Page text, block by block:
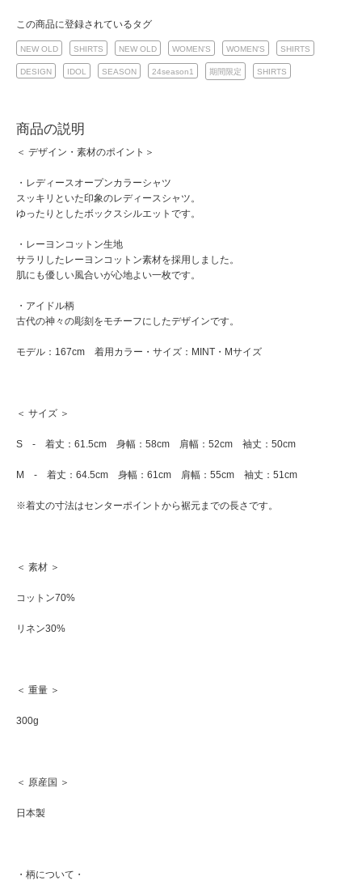
この商品に登録されているタグ
NEW OLD SHIRTS NEW OLD WOMEN'S WOMEN'S SHIRTS
DESIGN IDOL SEASON 24season1 期間限定 SHIRTS
商品の説明
＜ デザイン・素材のポイント＞
・レディースオープンカラーシャツ
スッキリといた印象のレディースシャツ。
ゆったりとしたボックスシルエットです。
・レーヨンコットン生地
サラリしたレーヨンコットン素材を採用しました。
肌にも優しい風合いが心地よい一枚です。
・アイドル柄
古代の神々の彫刻をモチーフにしたデザインです。
モデル：167cm 着用カラー・サイズ：MINT・Mサイズ
＜ サイズ ＞
S - 着丈：61.5cm 身幅：58cm 肩幅：52cm 袖丈：50cm
M - 着丈：64.5cm 身幅：61cm 肩幅：55cm 袖丈：51cm
※着丈の寸法はセンターポイントから裾元までの長さです。
＜ 素材 ＞
コットン70%
リネン30%
＜ 重量 ＞
300g
＜ 原産国 ＞
日本製
・柄について・